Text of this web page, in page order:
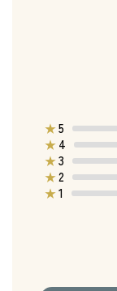
★5
★ 4
★3
★2
★1